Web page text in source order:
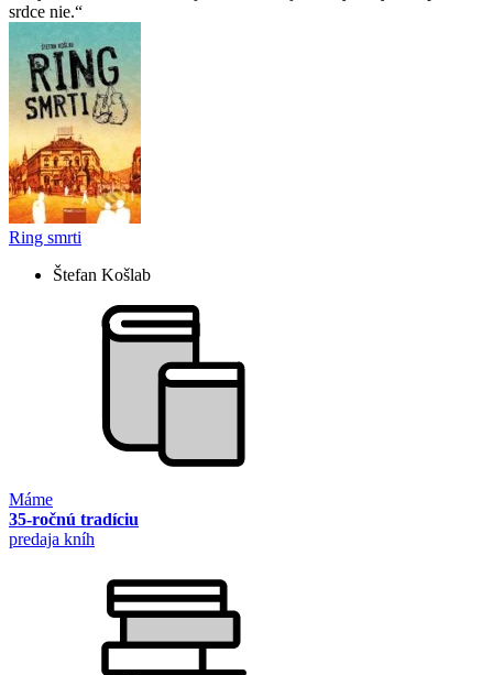
srdce nie.
Ring smrti
Štefan Košlab
Máme
35-ročnú tradíciu
predaja kníh